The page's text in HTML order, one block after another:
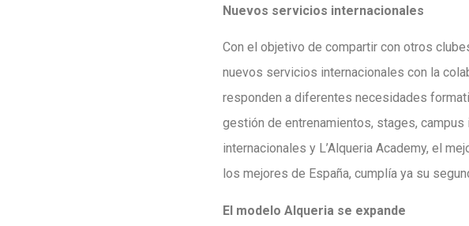
Nuevos servicios internacionales
Con el objetivo de compartir con otros
nuevos servicios internacionales con la
responden a diferentes necesidades
gestión de entrenamientos, stages,
internacionales y L’Alqueria Academy, el
los mejores de España, cumplía ya su
El modelo Alqueria se expande